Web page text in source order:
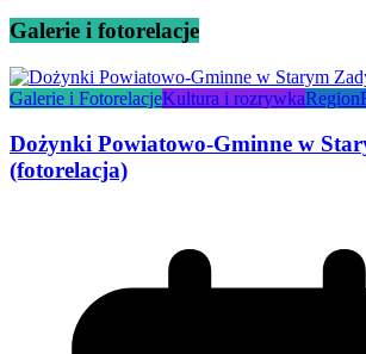
Galerie i fotorelacje
Galerie i FotorelacjeKultura i rozrywkaRegion
Dożynki Powiatowo-Gminne w
(fotorelacja)